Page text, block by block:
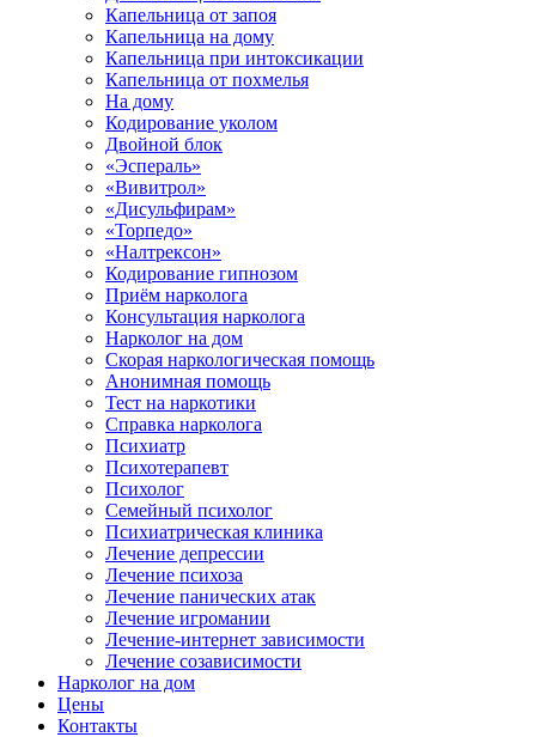
Капельница от запоя
Капельница на дому
Капельница при интоксикации
Капельница от похмелья
На дому
Кодирование уколом
Двойной блок
«Эспераль»
«Вивитрол»
«Дисульфирам»
«Торпедо»
«Налтрексон»
Кодирование гипнозом
Приём нарколога
Консультация нарколога
Нарколог на дом
Скорая наркологическая помощь
Анонимная помощь
Тест на наркотики
Справка нарколога
Психиатр
Психотерапевт
Психолог
Семейный психолог
Психиатрическая клиника
Лечение депрессии
Лечение психоза
Лечение панических атак
Лечение игромании
Лечение-интернет зависимости
Лечение созависимости
Нарколог на дом
Цены
Контакты